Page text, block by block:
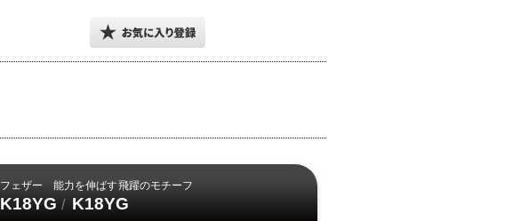
お知らせ下さい
『大幅に遅れます』
1日～10日
中旬頃
11日 ～20日 21日～末日
フェザー 能力を伸ばす飛躍のモチーフ
K18YG / K18YG